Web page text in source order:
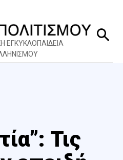
ΕΓΚΥΚΛΟΠΑΙΔΕΙΑ
Τις